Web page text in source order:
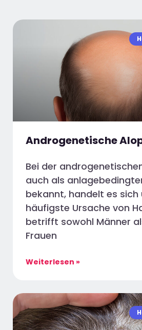
Androgenetische
Bei der
auch als
bekannt, handelt es sich
häufigste Ursache von
betrifft sowohl Männer
Frauen
Weiterlesen »